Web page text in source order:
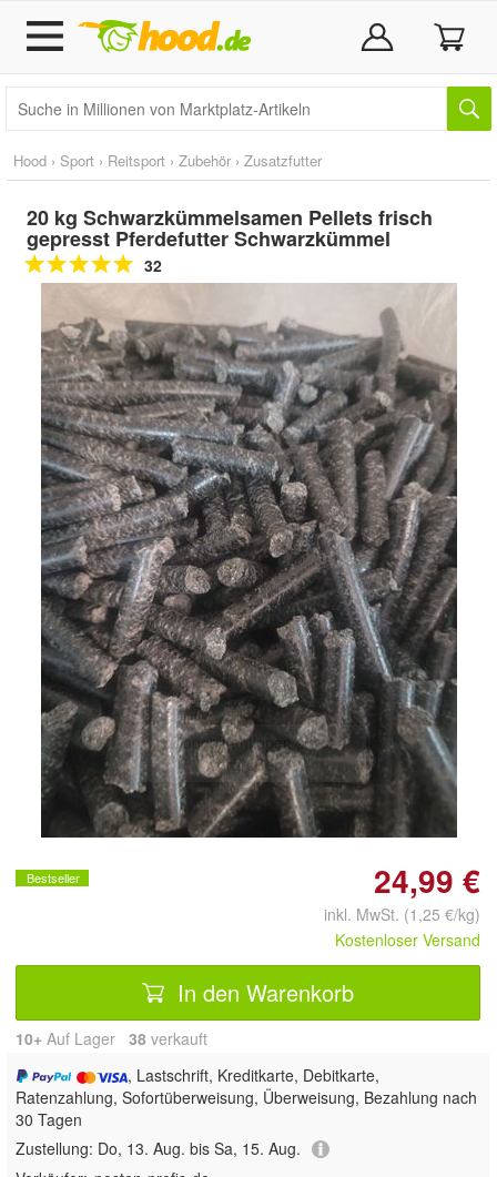
Hood › Sport › Reitsport › Zubehör › Zusatzfutter
20 kg Schwarzkümmelsamen Pellets frisch
gepresst Pferdefutter Schwarzkümmel
32
Doppelt antippen zum
vergrößern
Bestseller 24,99 €
inkl. MwSt. (1,25 €/kg)
Kostenloser Versand
In den Warenkorb
10+ Auf Lager 38 verkauft
, Lastschrift, Kreditkarte, Debitkarte,
Ratenzahlung, Sofortüberweisung, Überweisung, Bezahlung nach
30 Tagen
Zustellung: Do, 13. Aug. bis Sa, 15. Aug.